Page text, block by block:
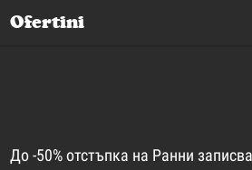
Ofertini
До -50% отстъпка на Ранни